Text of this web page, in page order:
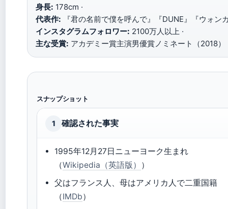
身長: 178cm ·
代表作: 『君の名前で僕を呼んで』『DUNE』『ウォン
インスタグラムフォロワー: 2100万人以上 ·
主な受賞: アカデミー賞主演男優賞ノミネート（2018）
スナップショット
1 確認された事実
1995年12月27日ニューヨーク生まれ
（Wikipedia（英語版） ）
父はフランス人、母はアメリカ人で二重国籍
（IMDb）